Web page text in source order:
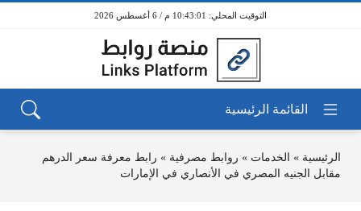
10:43:02 م / 6 أغسطس 2026
الرئيسية » الخدمات » روابط مصرفية » رابط معرفة سعر الدرهم
مقابل الجنيه المصري في الأنصاري في الإمارات